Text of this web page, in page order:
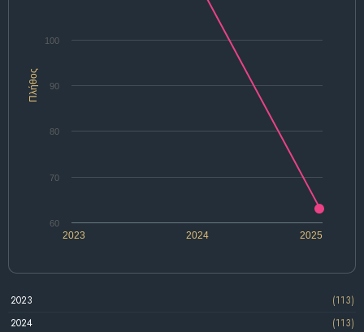
Πλήθος
2024
2023 2025
60
70
80
90
100
2023
(113)
2024
(113)